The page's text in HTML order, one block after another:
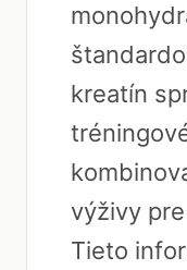
kreatín
výživy
Tieto